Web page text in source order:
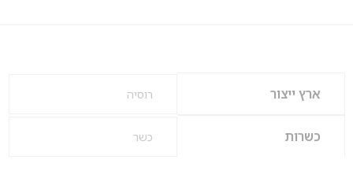
ארץ ייצור רוסיה
כשרות כשר